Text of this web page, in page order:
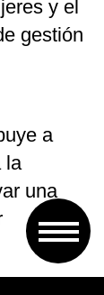
y el
gestión
a
la
una